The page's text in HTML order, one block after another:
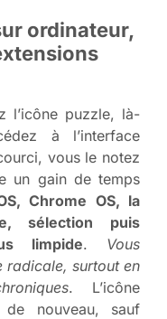
ordinateur,
l’icône puzzle, là-
à l’interface
vous le notez
un gain de temps
Chrome OS, la
sélection puis
limpide. Vous
surtout en
. L’icône
de nouveau, sauf